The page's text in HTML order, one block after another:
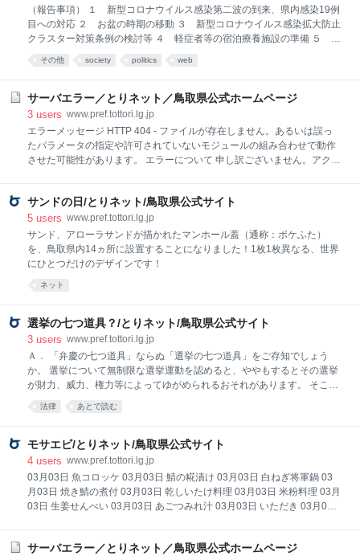
設に置いてあるスタンプを２つ集めて応募された方から抽選で、総勢
100名様に鳥取県の海の幸・山の幸やサンドグッズをプレゼント！ ※来
県の際には新型コ
（報告事項） １ 新型コロナウイルス感染第二波の到来、県内感染19例
目への対応 ２ お盆の時期の移動 ３ 新型コロナウイルス感染拡大防止
クラスター対策条例の検討等 ４ 軽症者等の宿泊療養施設の準備 ５ 新
録システム ７ 県内交通機関の新型コロナウイルス対策 ８ お盆の時期
10 新型コロナウイルス感染拡大の影響による行事等の開催延期 11
社会福祉施設の避難誘導に関する緊急調査の状況 12 全国知事会第1回
ゼロカーボン社会構築推進プロジェクトチーム会議 13 県産業振興未来
ビジョン策定検討会議 14 星空イベント等 （質疑事項） 15 新型コロ
ナウイルス感染拡大防止クラスター対策条例の検討 16 臨時国会の早期
その他 society politics web
サーバエラー／とりネット／鳥取県公式ホームページ
3 users www.pref.tottori.lg.jp
エラーメッセージ HTTP 404 - ファイルが存在しません。あるいは誤っ
たパラメータの指定や許可されていないモジュールの組み合わせで動作
させた可能性があります。 エラーについて 申し訳ございません。アクセ
願いします。 アドレス（URL）を直接入力された場合は、入力誤りがな
いかご確認ください。 「ホームへもどる」からトップページを表示し、
検索ボックスから検索をお願いします。 リンクをクリックしてこのペー
ジに到達された場合は、リンクが切れていますので、リンク元のアドレ
ス（本エラーページのアドレスではなく、クリックされたアドレス）を
属は、連絡先一覧からお探しください。
サンドの日/とりネット/鳥取県公式サイト
5 users www.pref.tottori.lg.jp
サンド、アローラサンドが描かれたマンホール蓋（通称：ポケふた）
を、鳥取県内14ヵ所に設置することになりました！1枚1枚異なる、世界
にひとつだけのデザインです！
ネット
選挙の七つ道具？/とりネット/鳥取県公式サイト
3 users www.pref.tottori.lg.jp
Ａ． 「弁慶の七つ道具」ならぬ「選挙の七つ道具」をご存知でしょう
か。 選挙について無制限な選挙運動を認めると、ややもするとその選挙
が財力、威力、権力等によってゆがめられるおそれがあります。 そこで
公選法は、選挙運動について時期、主体、方法等についての制限を設
け、選挙の公正を確保しようとしています。 そして、一定の選挙運動を
必要とされており、これらの物資は無料で交付されることとなっていま
す。 これらを公営物資といい、選挙事務所の標札、選挙運動用自動車・
船舶表示板、選挙運動用拡声機表示板、自動車・船舶乗車船用腕章、街
頭演説用標旗、街頭演説用腕章及び個人演説会用立札等の表示等があ
り、これらを俗に「選挙の七つ道具」と呼んでいます。
法律 あとで読む
モサエビ/とりネット/鳥取県公式サイト
4 users www.pref.tottori.lg.jp
03月03日 魚コロッケ 03月03日 鯖の糀漬け 03月03日 白ねぎ将軍鍋 03
月03日 焼き鯖の煮付 03月03日 乾しいたけ料理 03月03日 米粉料理 03月
03日 生姜せんべい 03月03日 あごつみれ汁 03月03日 いただき 03月03
子まぶり 03月03日 いもぼた 03月03日 こも豆腐 03月03日 香茸ごはん
サーバエラー／とりネット／鳥取県公式ホームページ